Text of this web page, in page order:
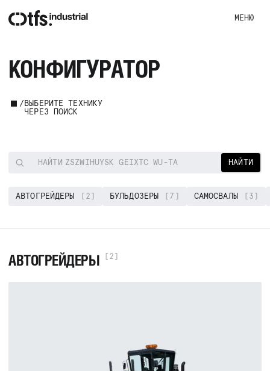
МЕНЮ
КОНФИГУРАТОР
ВЫБЕРИТЕ ТЕХНИКУ
ЧЕРЕЗ ПОИСК
НАЙТИ ЭКСКАВАТОР KUBOTA U0-QA НАЙТИ
АВТОГРЕЙДЕРЫ [2] БУЛЬДОЗЕРЫ [7] САМОСВАЛЫ [3]
АВТОГРЕЙДЕРЫ [2]